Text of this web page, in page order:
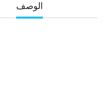
الوصف